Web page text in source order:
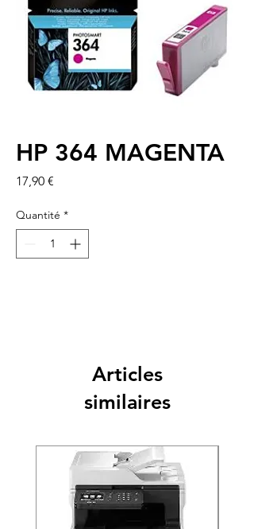
HP 364 MAGENTA
17,90 €
Quantité *
Articles
similaires